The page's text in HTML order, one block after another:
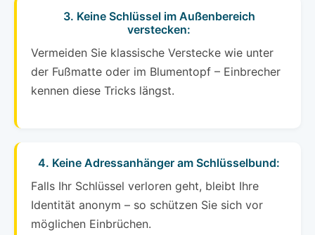
3. Keine Schlüssel im Außenbereich
verstecken:
Vermeiden Sie klassische Verstecke wie unter
der Fußmatte oder im Blumentopf – Einbrecher
kennen diese Tricks längst.
4. Keine Adressanhänger am Schlüsselbund:
Falls Ihr Schlüssel verloren geht, bleibt Ihre
Identität anonym – so schützen Sie sich vor
möglichen Einbrüchen.